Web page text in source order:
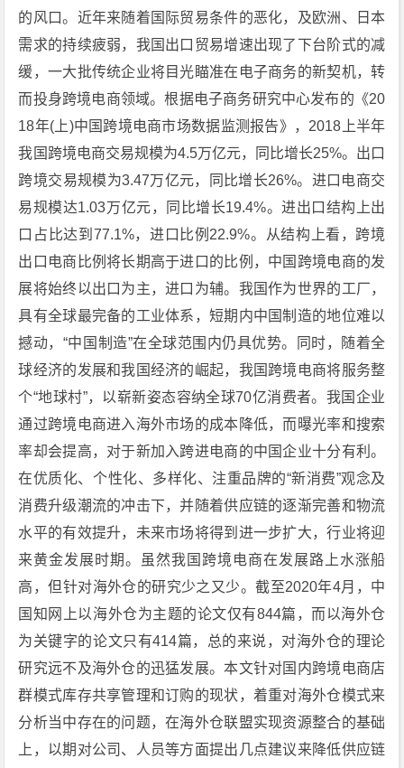
的风口。近年来随着国际贸易条件的恶化，及欧洲、日本
需求的持续疲弱，我国出口贸易增速出现了下台阶式的减
缓，一大批传统企业将目光瞄准在电子商务的新契机，转
而投身跨境电商领域。根据电子商务研究中心发布的《20
18年(上)中国跨境电商市场数据监测报告》，2018上半年
我国跨境电商交易规模为4.5万亿元，同比增长25%。出口
跨境交易规模为3.47万亿元，同比增长26%。进口电商交
易规模达1.03万亿元，同比增长19.4%。进出口结构上出
口占比达到77.1%，进口比例22.9%。从结构上看，跨境
出口电商比例将长期高于进口的比例，中国跨境电商的发
展将始终以出口为主，进口为辅。我国作为世界的工厂，
具有全球最完备的工业体系，短期内中国制造的地位难以
撼动，“中国制造”在全球范围内仍具优势。同时，随着全
球经济的发展和我国经济的崛起，我国跨境电商将服务整
个“地球村”，以崭新姿态容纳全球70亿消费者。我国企业
通过跨境电商进入海外市场的成本降低，而曝光率和搜索
率却会提高，对于新加入跨进电商的中国企业十分有利。
在优质化、个性化、多样化、注重品牌的“新消费”观念及
消费升级潮流的冲击下，并随着供应链的逐渐完善和物流
水平的有效提升，未来市场将得到进一步扩大，行业将迎
来黄金发展时期。虽然我国跨境电商在发展路上水涨船
高，但针对海外仓的研究少之又少。截至2020年4月，中
国知网上以海外仓为主题的论文仅有844篇，而以海外仓
为关键字的论文只有414篇，总的来说，对海外仓的理论
研究远不及海外仓的迅猛发展。本文针对国内跨境电商店
群模式库存共享管理和订购的现状，着重对海外仓模式来
分析当中存在的问题，在海外仓联盟实现资源整合的基础
上，以期对公司、人员等方面提出几点建议来降低供应链